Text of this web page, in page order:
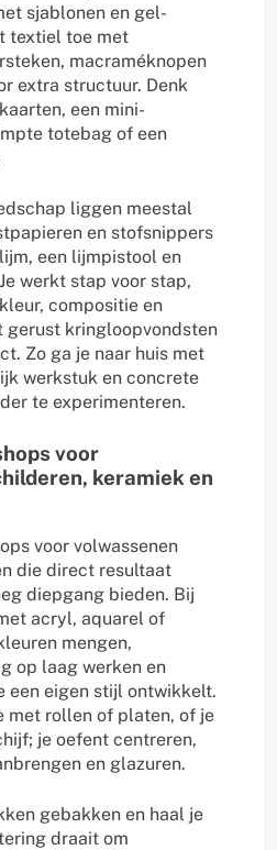
sjablonen en gel-
textiel toe met
macraméknopen
extra structuur. Denk
een mini-
totebag of een
liggen meestal
en stofsnippers
een lijmpistool en
werkt stap voor stap,
compositie en
gerust kringloopvondsten
Zo ga je naar huis met
werkstuk en concrete
te experimenteren.
voor
keramiek en
voor volwassenen
die direct resultaat
diepgang bieden. Bij
acryl, aquarel of
mengen,
op laag werken en
een eigen stijl ontwikkelt.
met rollen of platen, of je
je oefent centreren,
en glazuren.
gebakken en haal je
draait om